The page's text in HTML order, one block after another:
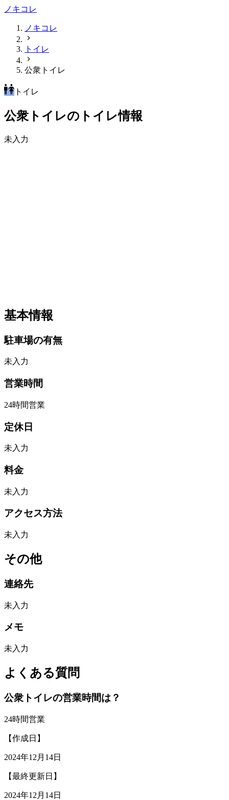
ノキコレ
ノキコレ
トイレ
公衆トイレ
トイレ
公衆トイレのトイレ情報
未入力
基本情報
駐車場の有無
未入力
営業時間
24時間営業
定休日
未入力
料金
未入力
アクセス方法
未入力
その他
連絡先
未入力
メモ
未入力
よくある質問
公衆トイレの営業時間は？
24時間営業
【作成日】
2024年12月14日
【最終更新日】
2024年12月14日